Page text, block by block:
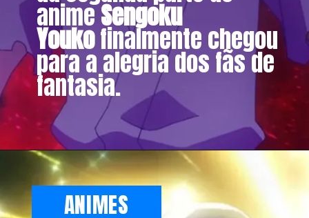
animeSengoku
Youkofinalmente chegou
para a alegria dos fãs de
fantasia.
ANIMES